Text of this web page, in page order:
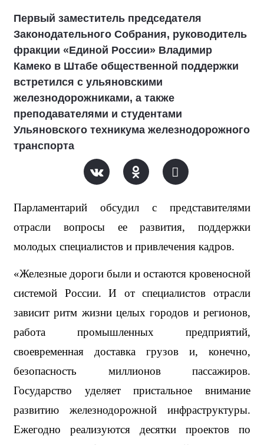
Первый заместитель председателя
Законодательного Собрания, руководитель
фракции «Единой России» Владимир
Камеко в Штабе общественной поддержки
встретился с ульяновскими
железнодорожниками, а также
преподавателями и студентами
Ульяновского техникума железнодорожного
транспорта
Парламентарий обсудил с представителями
отрасли вопросы ее развития, поддержки
молодых специалистов и привлечения кадров.
«Железные дороги были и остаются кровеносной
системой России. И от специалистов отрасли
зависит ритм жизни целых городов и регионов,
работа промышленных предприятий,
своевременная доставка грузов и, конечно,
безопасность миллионов пассажиров.
Государство уделяет пристальное внимание
развитию железнодорожной инфраструктуры.
Ежегодно реализуются десятки проектов по